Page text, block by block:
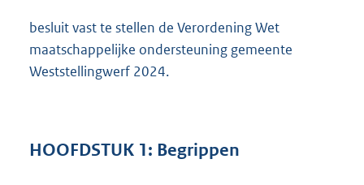
besluit vast te stellen de Verordening Wet
maatschappelijke ondersteuning gemeente
Weststellingwerf 2024.
HOOFDSTUK 1: Begrippen